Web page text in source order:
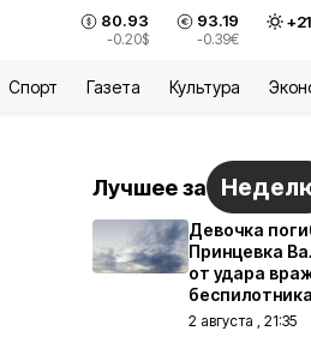
80.93
-0.20$
93.19
-0.39€
+21
Спорт Газета Культура
Лучшее за
Девочка
Принцевка
от удара
беспилотника
2 августа , 21:35